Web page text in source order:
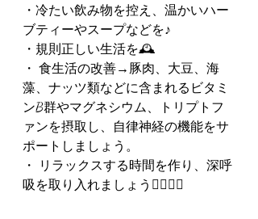
・冷たい飲み物を控え、温かいハー
ブティーやスープなどを♪
・規則正しい生活を🕰️
・ 食生活の改善→豚肉、大豆、海
藻、ナッツ類などに含まれるビタミ
ンB群やマグネシウム、トリプトフ
ァンを摂取し、自律神経の機能をサ
ポートしましょう。
・ リラックスする時間を作り、深呼
吸を取り入れましょう😮‍💨🧘‍♀️